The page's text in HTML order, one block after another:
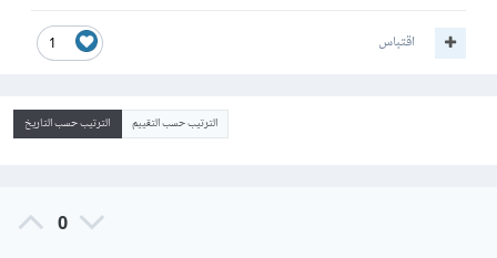
1 اقتباس
الترتيب حسب التقييم الترتيب حسب التاريخ
0